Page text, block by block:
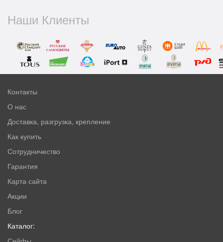
Наши Клиенты
Контакты
О нас
Доставка, разгрузка, крепление
Как купить
Сотрудничество
Гарантия
Карта сайта
Акции
Блог
Каталог: